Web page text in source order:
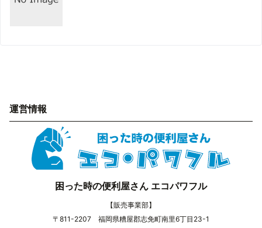
運営情報
困った時の便利屋さん エコパワフル
【販売事業部】
〒811-2207 福岡県糟屋郡志免町南里6丁目23-1